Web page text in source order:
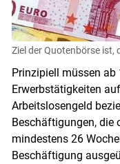
Ziel der Quotenbörse ist,
Prinzipiell müssen
Erwerbstätigkeiten
Arbeitslosengeld
Beschäftigungen, die
mindestens 26
Beschäftigung